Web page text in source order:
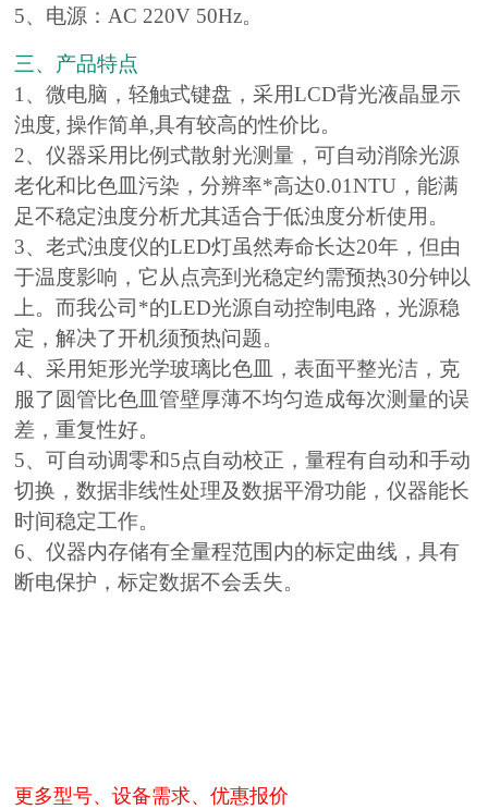
5、电源：AC 220V 50Hz。
三、产品特点
1、微电脑，轻触式键盘，采用LCD背光液晶显示
浊度, 操作简单,具有较高的性价比。
2、仪器采用比例式散射光测量，可自动消除光源
老化和比色皿污染，分辨率*高达0.01NTU，能满
足不稳定浊度分析尤其适合于低浊度分析使用。
3、老式浊度仪的LED灯虽然寿命长达20年，但由
于温度影响，它从点亮到光稳定约需预热30分钟以
上。而我公司*的LED光源自动控制电路，光源稳
定，解决了开机须预热问题。
4、采用矩形光学玻璃比色皿，表面平整光洁，克
服了圆管比色皿管壁厚薄不均匀造成每次测量的误
差，重复性好。
5、可自动调零和5点自动校正，量程有自动和手动
切换，数据非线性处理及数据平滑功能，仪器能长
时间稳定工作。
6、仪器内存储有全量程范围内的标定曲线，具有
断电保护，标定数据不会丢失。
更多型号、设备需求、优惠报价